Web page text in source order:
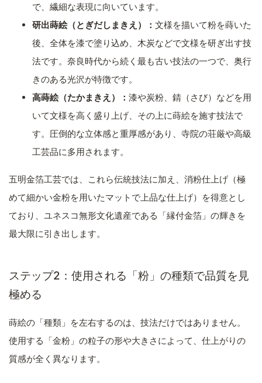
で、繊細な表現に向いています。
研出蒔絵（とぎだしまきえ）： 文様を描いて粉を蒔いた
後、全体を漆で塗り込め、木炭などで文様を研ぎ出す技
法です。奈良時代から続く最も古い技法の一つで、奥行
きのある光沢が特徴です。
高蒔絵（たかまきえ）： 漆や炭粉、錆（さび）などを用
いて文様を高く盛り上げ、その上に蒔絵を施す技法で
す。圧倒的な立体感と重厚感があり、寺院の荘厳や高級
工芸品に多用されます。
五明金箔工芸では、これら伝統技法に加え、消粉仕上げ（極
めて細かい金粉を用いたマットで上品な仕上げ）を得意とし
ており、ユネスコ無形文化遺産である「縁付金箔」の輝きを
最大限に引き出します。
ステップ2：使用される「粉」の種類で品質を見
極める
蒔絵の「種類」を左右するのは、技法だけではありません。
使用する「金粉」の粒子の形や大きさによって、仕上がりの
質感が全く異なります。